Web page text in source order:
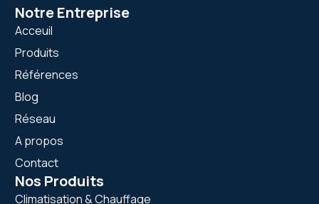
Notre Entreprise
Acceuil
Produits
Références
Blog
Réseau
A propos
Contact
Nos Produits
Climatisation & Chauffage